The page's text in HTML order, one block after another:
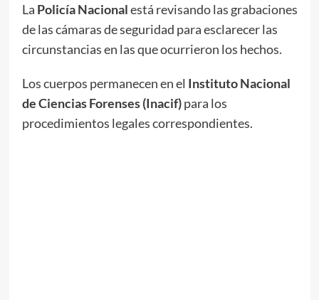
La Policía Nacionalestá revisando las grabaciones
de las cámaras de seguridad para esclarecer las
circunstancias en las que ocurrieron los hechos.
Los cuerpos permanecen en el Instituto Nacional
de Ciencias Forenses (Inacif)para los
procedimientos legales correspondientes.